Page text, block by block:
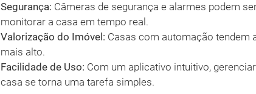
Segurança: Câmeras de segurança e alarmes podem
monitorar a casa em tempo real.
Valorização do Imóvel: Casas com automação tendem
mais alto.
Facilidade de Uso: Com um aplicativo intuitivo,
casa se torna uma tarefa simples.